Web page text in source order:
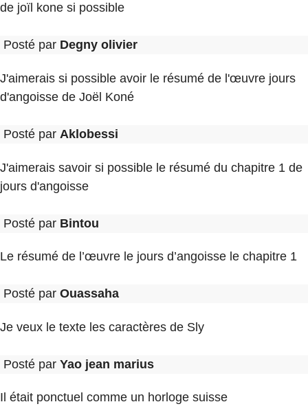
de joïl kone si possible
Posté par Degny olivier
J'aimerais si possible avoir le résumé de l'œuvre jours
d'angoisse de Joël Koné
Posté par Aklobessi
J'aimerais savoir si possible le résumé du chapitre 1 de
jours d'angoisse
Posté par Bintou
Le résumé de l’œuvre le jours d’angoisse le chapitre 1
Posté par Ouassaha
Je veux le texte les caractères de Sly
Posté par Yao jean marius
Il était ponctuel comme un horloge suisse